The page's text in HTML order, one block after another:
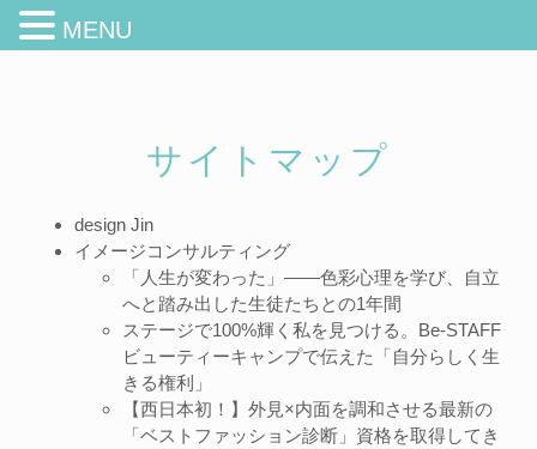
サイトマップ
design Jin
イメージコンサルティング
「人生が変わった」——色彩心理を学び、自立
へと踏み出した生徒たちとの1年間
ステージで100%輝く私を見つける。Be-STAFF
ビューティーキャンプで伝えた「自分らしく生
きる権利」
【西日本初！】外見×内面を調和させる最新の
「ベストファッション診断」資格を取得してき
MENU